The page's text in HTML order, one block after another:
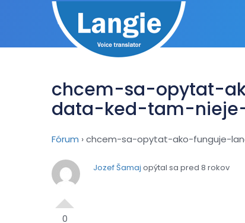
chcem-sa-opytat-
data-ked-tam-
Fórum ›chcem-sa-opytat-ako-funguje-
0
Jozef Šamaj opýtal sa pred 8 rokov